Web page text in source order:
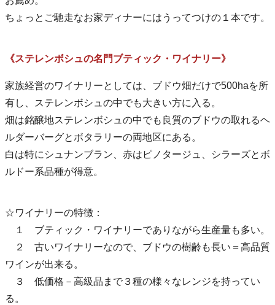
ちょっとご馳走なお家ディナーにはうってつけの１本です。
《ステレンボシュの名門ブティック・ワイナリー》
家族経営のワイナリーとしては、ブドウ畑だけで500haを所
有し、ステレンボシュの中でも大きい方に入る。
畑は銘醸地ステレンボシュの中でも良質のブドウの取れるヘ
ルダーバーグとボタラリーの両地区にある。
白は特にシュナンブラン、赤はピノタージュ、シラーズとボ
ルドー系品種が得意。
☆ワイナリーの特徴：
１ ブティック・ワイナリーでありながら生産量も多い。
２ 古いワイナリーなので、ブドウの樹齢も長い＝高品質
ワインが出来る。
３ 低価格－高級品まで３種の様々なレンジを持ってい
る。